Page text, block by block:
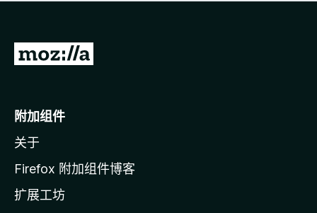
无
转
o
i
l
a
附加组件
关于
Firefox 附加组件博客
扩展工坊